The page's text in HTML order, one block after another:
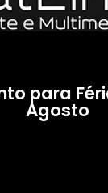
para
Agosto